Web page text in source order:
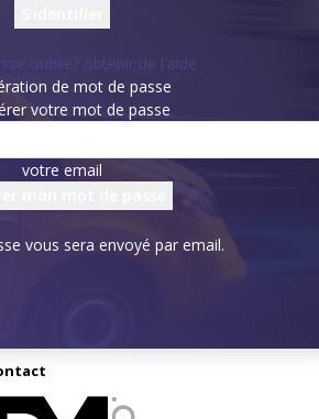
oublié? obtenir de l'aide
de mot de passe
votre mot de passe
votre email
vous sera envoyé par email.